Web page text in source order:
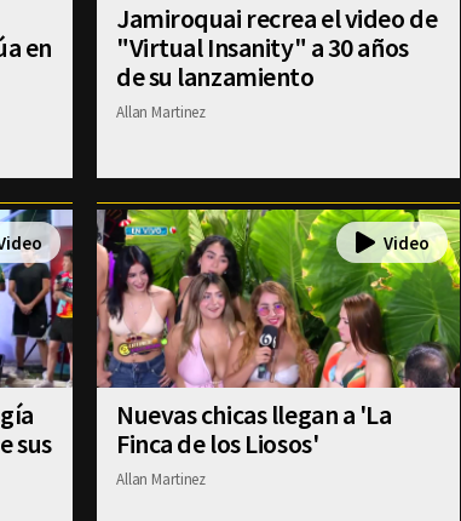
en
Jamiroquai recrea el video de
"Virtual Insanity" a 30 años
de su lanzamiento
Allan Martinez
sus
Nuevas chicas llegan a 'La
Finca de los Liosos'
Allan Martinez